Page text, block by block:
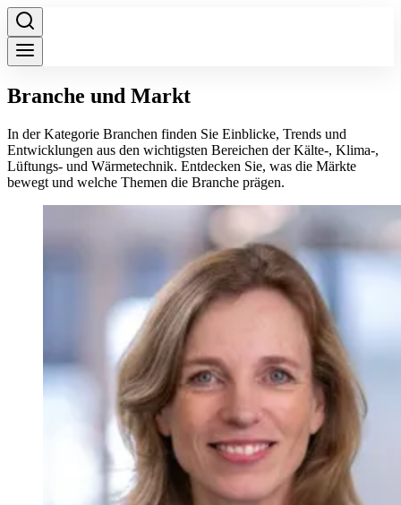
Branche und Markt
In der Kategorie Branchen finden Sie Einblicke, Trends und
Entwicklungen aus den wichtigsten Bereichen der Kälte-, Klima-,
Lüftungs- und Wärmetechnik. Entdecken Sie, was die Märkte
bewegt und welche Themen die Branche prägen.